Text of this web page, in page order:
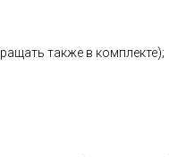
также в комплекте);